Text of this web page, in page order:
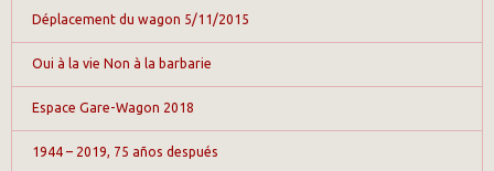
Déplacement du wagon 5/11/2015
Oui à la vie Non à la barbarie
Espace Gare-Wagon 2018
1944 – 2019, 75 años después